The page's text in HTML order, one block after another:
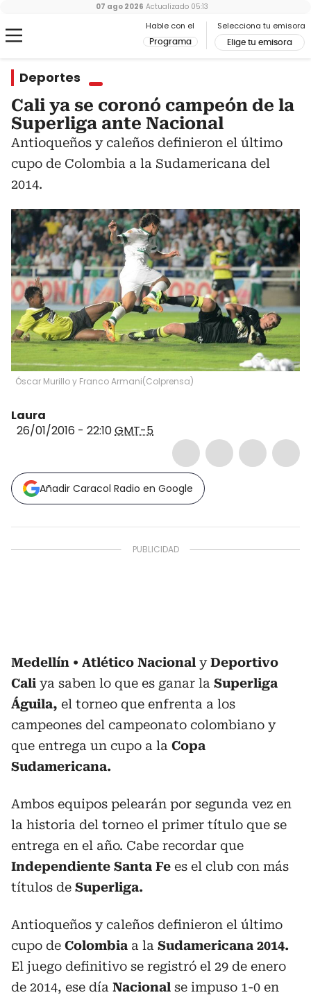
Hable con el
Programa
Selecciona tu emisora
Elige tu emisora
07 ago 2026 Actualizado 05:13
Deportes
Cali ya se coronó campeón de la
Superliga ante Nacional
Antioqueños y caleños definieron el último
cupo de Colombia a la Sudamericana del
2014.
Óscar Murillo y Franco Armani(Colprensa)
Laura
26/01/2016 - 22:10GMT-5
Añadir Caracol Radio en Google
Medellín Atlético Nacional yDeportivo
Cali ya saben lo que es ganar la Superliga
Águila, el torneo que enfrenta a los
campeones del campeonato colombiano y
que entrega un cupo a la Copa
Sudamericana.
Ambos equipos pelearán por segunda vez en
la historia del torneo el primer título que se
entrega en el año. Cabe recordar que
Independiente Santa Fe es el club con más
títulos de Superliga.
Antioqueños y caleños definieron el último
cupo de Colombia a la Sudamericana 2014.
El juego definitivo se registró el 29 de enero
de 2014, ese día Nacional se impuso 1-0 en